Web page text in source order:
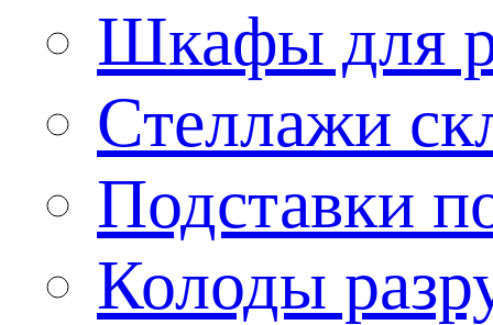
Шкафы для
Стеллажи
Подставки
Колоды